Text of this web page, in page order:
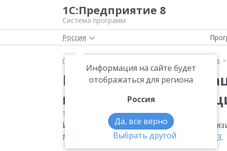
1С:Предприятие 8
Система программ
Россия
Информация на сайте будет
отображаться для региона
Россия
Да, все верно
Выбрать другой
Главная Прочее
Изменения в
изменением
17.01.2020 Прочее
Изменения в декларацию по ЕНВД в
Минэкономразвития от 10.12.2019 № 793.